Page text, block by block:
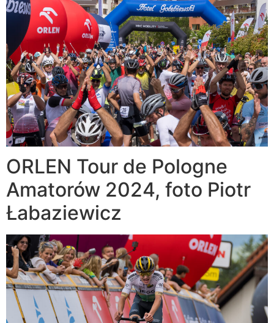
ORLEN Tour de Pologne
Amatorów 2024, foto Piotr
Łabaziewicz